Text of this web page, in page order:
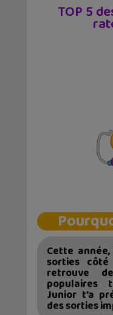
TOP 5
Cette
sorties
retrouve
populaires
Junior t’a
des sorties